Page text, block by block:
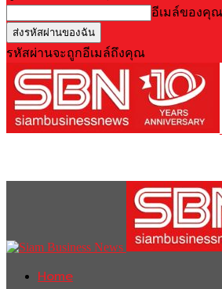
อีเมล์ของคุณ
รหัสผ่านจะถูกอีเมล์ถึงคุณ
Home